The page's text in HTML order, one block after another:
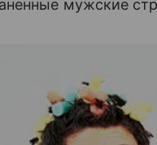
мужские